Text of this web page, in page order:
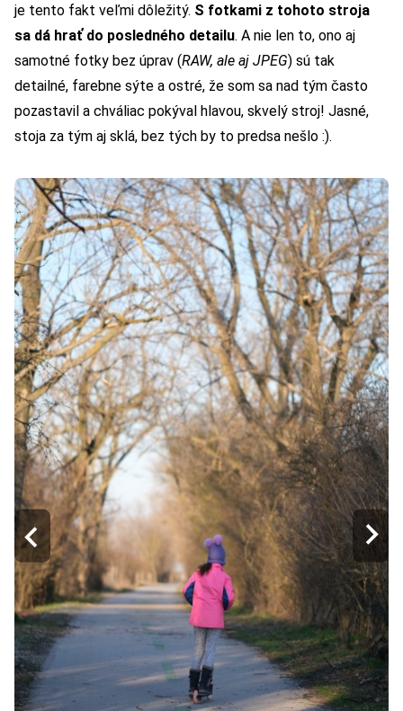
je tento fakt veľmi dôležitý. S fotkami z tohoto stroja
sa dá hrať do posledného detailu. A nie len to, ono aj
samotné fotky bez úprav (RAW, ale aj JPEG) sú tak
detailné, farebne sýte a ostré, že som sa nad tým často
pozastavil a chváliac pokýval hlavou, skvelý stroj! Jasné,
stoja za tým aj sklá, bez tých by to predsa nešlo :).